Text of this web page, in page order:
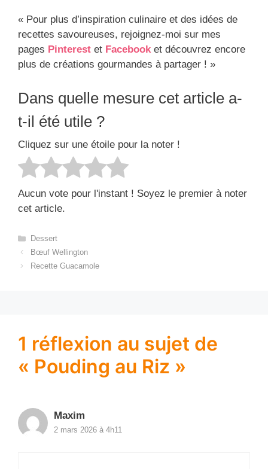
« Pour plus d’inspiration culinaire et des idées de
recettes savoureuses, rejoignez-moi sur mes
pages Pinterest et Facebook et découvrez encore
plus de créations gourmandes à partager ! »
Dans quelle mesure cet article a-
t-il été utile ?
Cliquez sur une étoile pour la noter !
Aucun vote pour l'instant ! Soyez le premier à noter
cet article.
Catégories
Dessert
Bœuf Wellington
Recette Guacamole
1 réflexion au sujet de
« Pouding au Riz »
Maxim
2 mars 2026 à 4h11